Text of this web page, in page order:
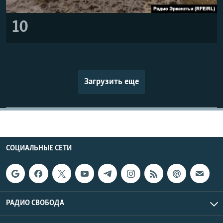
10
Загрузить еще
СОЦИАЛЬНЫЕ СЕТИ
РАДИО СВОБОДА